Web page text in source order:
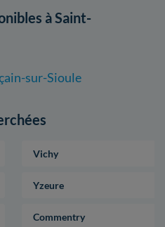
à Saint-
sur-Sioule
Vichy
Yzeure
Commentry